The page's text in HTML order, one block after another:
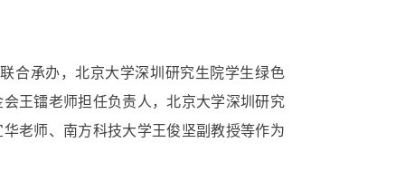
合承办，北京大学深圳研究生院学生绿色
王镭老师担任负责人，北京大学深圳研究
老师、南方科技大学王俊坚副教授等作为